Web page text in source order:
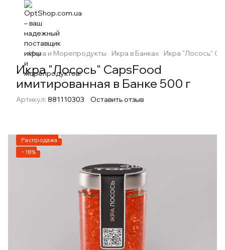
Икра и Морепродукты Икра в Банках Икра "Лосось"
Икра "Лосось" CapsFood
имитированная в Банке 500 г
Артикул: 881110303 Оставить отзыв
Распродажа
−18%